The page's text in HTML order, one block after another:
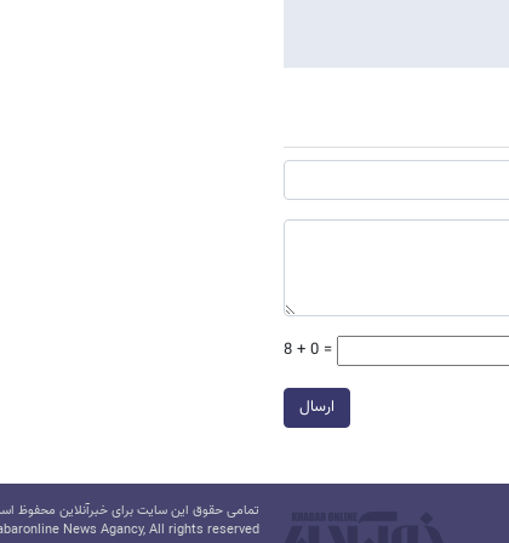
8 + 0 =
ارسال
تمامی حقوق این سایت برای خبرآنلاین محفوظ
News Agancy, All rights reserved